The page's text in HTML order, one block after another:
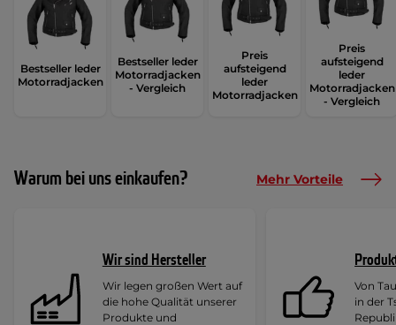
Bestseller leder
Motorradjacken
Bestseller leder
Motorradjacken
- Vergleich
Preis
aufsteigend
leder
Motorradjacken
Preis
aufsteigend
leder
Motorradjacken
- Vergleich
Warum bei uns einkaufen? Mehr Vorteile
Wir sind Hersteller
Wir legen großen Wert auf
die hohe Qualität unserer
Produkte und
Von
in der